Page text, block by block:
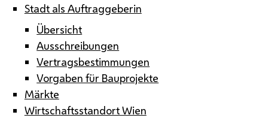
Stadt als Auftraggeberin
Übersicht
Ausschreibungen
Vertragsbestimmungen
Vorgaben für Bauprojekte
Märkte
Wirtschaftsstandort Wien